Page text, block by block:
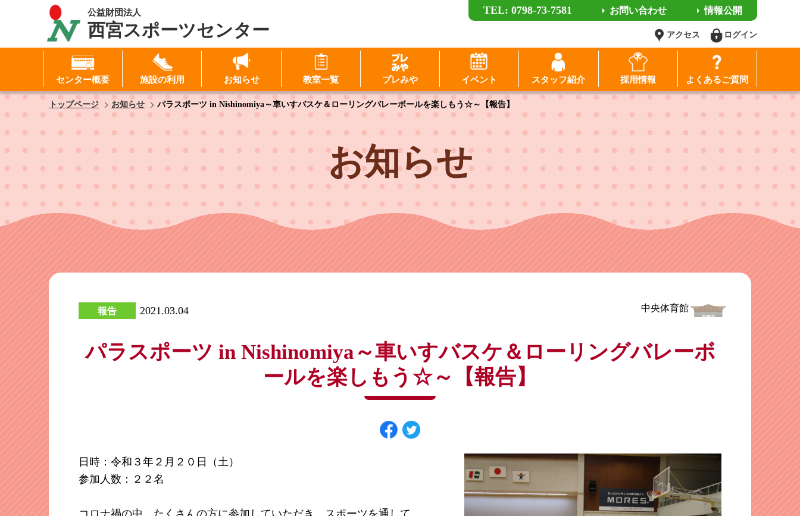
公益財団法人
西宮スポーツセンター
TEL: 0798-73-7581 お問い合わせ 情報公開
アクセス ログイン
センター概要 施設の利用 お知らせ 教室一覧 プレみや イベント スタッフ紹介 採用情報 よくあるご質問
トップページ お知らせ パラスポーツ in Nishinomiya～車いすバスケ＆ローリングバレーボールを楽しもう☆～【報告】
お知らせ
報告 2021.03.04 中央体育館
パラスポーツ in Nishinomiya～車いすバスケ＆ローリングバレーボ
ールを楽しもう☆～【報告】
日時：令和３年２月２０日（土）
参加人数：２２名
ID（メールアドレス）
パスワードを表示する
パスワードは半角数字、英小文字、英大文字
すべてを含む6文字以上
このホームページで
会員登録がお済みの方
このホームページで
会員登録がまだの方